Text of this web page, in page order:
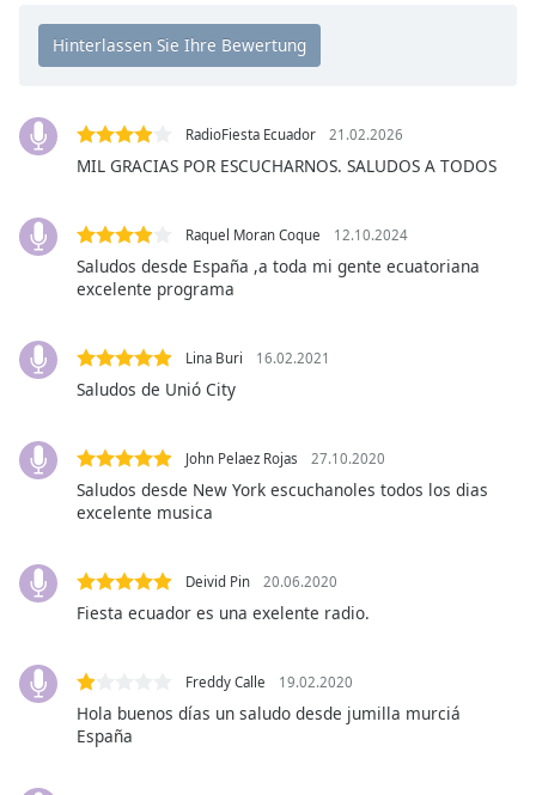
Color
Opacity
Background
Color
Background
Color
RadioFiesta Ecuador 21.02.2026
MIL GRACIAS POR ESCUCHARNOS. SALUDOS A TODOS
Raquel Moran Coque 12.10.2024
Saludos desde España ,a toda mi gente ecuatoriana
excelente programa
Lina Buri 16.02.2021
Saludos de Unió City
John Pelaez Rojas 27.10.2020
Saludos desde New York escuchanoles todos los dias
excelente musica
Deivid Pin 20.06.2020
Fiesta ecuador es una exelente radio.
Freddy Calle 19.02.2020
Hola buenos días un saludo desde jumilla murciá
España